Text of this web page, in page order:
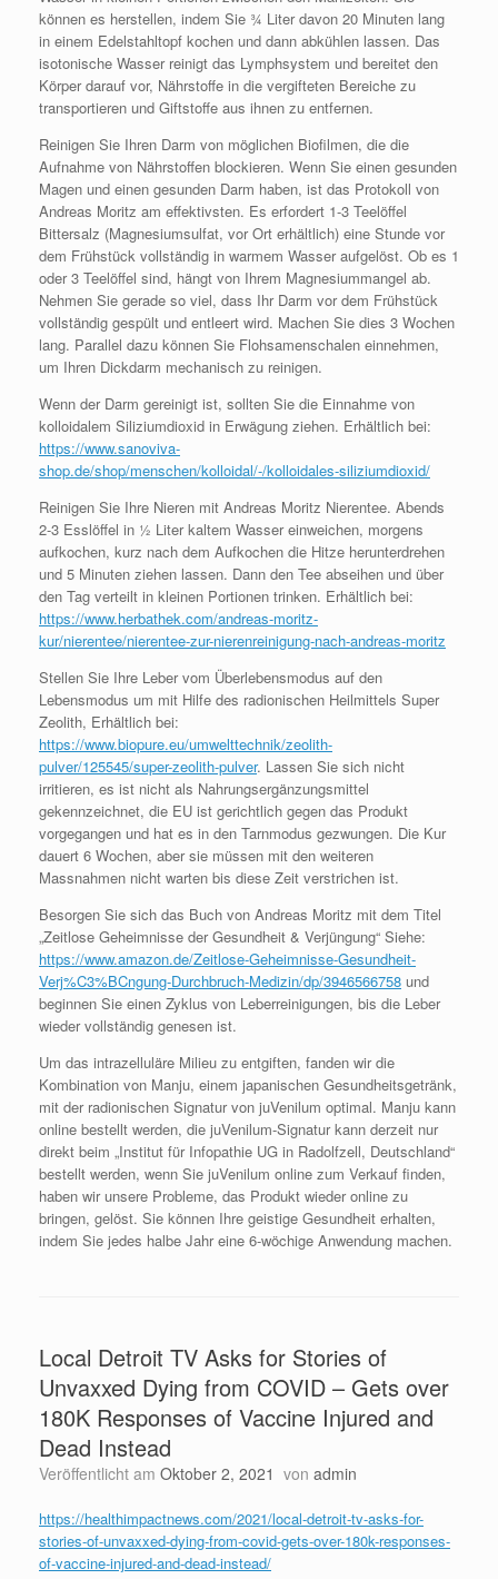
können es herstellen, indem Sie ¾ Liter davon 20 Minuten lang
in einem Edelstahltopf kochen und dann abkühlen lassen. Das
isotonische Wasser reinigt das Lymphsystem und bereitet den
Körper darauf vor, Nährstoffe in die vergifteten Bereiche zu
transportieren und Giftstoffe aus ihnen zu entfernen.
Reinigen Sie Ihren Darm von möglichen Biofilmen, die die
Aufnahme von Nährstoffen blockieren. Wenn Sie einen gesunden
Magen und einen gesunden Darm haben, ist das Protokoll von
Andreas Moritz am effektivsten. Es erfordert 1-3 Teelöffel
Bittersalz (Magnesiumsulfat, vor Ort erhältlich) eine Stunde vor
dem Frühstück vollständig in warmem Wasser aufgelöst. Ob es 1
oder 3 Teelöffel sind, hängt von Ihrem Magnesiummangel ab.
Nehmen Sie gerade so viel, dass Ihr Darm vor dem Frühstück
vollständig gespült und entleert wird. Machen Sie dies 3 Wochen
lang. Parallel dazu können Sie Flohsamenschalen einnehmen,
um Ihren Dickdarm mechanisch zu reinigen.
Wenn der Darm gereinigt ist, sollten Sie die Einnahme von
kolloidalem Siliziumdioxid in Erwägung ziehen. Erhältlich bei:
https://www.sanoviva-
shop.de/shop/menschen/kolloidal/-/kolloidales-siliziumdioxid/
Reinigen Sie Ihre Nieren mit Andreas Moritz Nierentee. Abends
2-3 Esslöffel in ½ Liter kaltem Wasser einweichen, morgens
aufkochen, kurz nach dem Aufkochen die Hitze herunterdrehen
und 5 Minuten ziehen lassen. Dann den Tee abseihen und über
den Tag verteilt in kleinen Portionen trinken. Erhältlich bei:
https://www.herbathek.com/andreas-moritz-
kur/nierentee/nierentee-zur-nierenreinigung-nach-andreas-moritz
Stellen Sie Ihre Leber vom Überlebensmodus auf den
Lebensmodus um mit Hilfe des radionischen Heilmittels Super
Zeolith, Erhältlich bei:
https://www.biopure.eu/umwelttechnik/zeolith-
pulver/125545/super-zeolith-pulver. Lassen Sie sich nicht
irritieren, es ist nicht als Nahrungsergänzungsmittel
gekennzeichnet, die EU ist gerichtlich gegen das Produkt
vorgegangen und hat es in den Tarnmodus gezwungen. Die Kur
dauert 6 Wochen, aber sie müssen mit den weiteren
Massnahmen nicht warten bis diese Zeit verstrichen ist.
Besorgen Sie sich das Buch von Andreas Moritz mit dem Titel
„Zeitlose Geheimnisse der Gesundheit & Verjüngung“ Siehe:
https://www.amazon.de/Zeitlose-Geheimnisse-Gesundheit-
Verj%C3%BCngung-Durchbruch-Medizin/dp/3946566758 und
beginnen Sie einen Zyklus von Leberreinigungen, bis die Leber
wieder vollständig genesen ist.
Um das intrazelluläre Milieu zu entgiften, fanden wir die
Kombination von Manju, einem japanischen Gesundheitsgetränk,
mit der radionischen Signatur von juVenilum optimal. Manju kann
online bestellt werden, die juVenilum-Signatur kann derzeit nur
direkt beim „Institut für Infopathie UG in Radolfzell, Deutschland“
bestellt werden, wenn Sie juVenilum online zum Verkauf finden,
haben wir unsere Probleme, das Produkt wieder online zu
bringen, gelöst. Sie können Ihre geistige Gesundheit erhalten,
indem Sie jedes halbe Jahr eine 6-wöchige Anwendung machen.
Local Detroit TV Asks for Stories of
Unvaxxed Dying from COVID – Gets over
180K Responses of Vaccine Injured and
Dead Instead
Veröffentlicht am Oktober 2, 2021 von admin
https://healthimpactnews.com/2021/local-detroit-tv-asks-for-
stories-of-unvaxxed-dying-from-covid-gets-over-180k-responses-
of-vaccine-injured-and-dead-instead/